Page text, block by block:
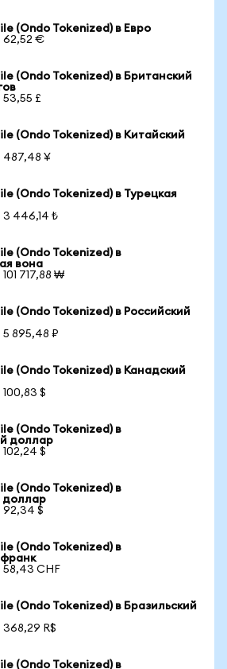
(Ondo Tokenized) в Евро
62,52 €
(Ondo Tokenized) в Британский
53,55 £
(Ondo Tokenized) в Китайский
487,48 ¥
(Ondo Tokenized) в Турецкая
3 446,14 ₺
(Ondo Tokenized) в
вона
717,88 ₩
(Ondo Tokenized) в Российский
5 895,48 ₽
(Ondo Tokenized) в Канадский
100,83 $
(Ondo Tokenized) в
доллар
102,24 $
(Ondo Tokenized) в
доллар
92,34 $
(Ondo Tokenized) в
58,43 CHF
(Ondo Tokenized) в Бразильский
368,29 R$
(Ondo Tokenized) в